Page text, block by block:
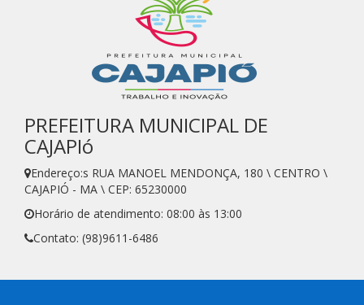
PREFEITURA MUNICIPAL DE
CAJAPIó
Endereço:s RUA MANOEL MENDONÇA, 180 \ CENTRO \
CAJAPIÓ - MA \ CEP: 65230000
Horário de atendimento: 08:00 às 13:00
Contato: (98)9611-6486